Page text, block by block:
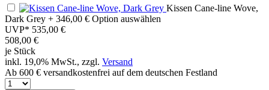
Kissen Cane-line Wove,
Dark Grey + 346,00 € Option auswählen
UVP* 535,00 €
508,00 €
je Stück
inkl. 19,0% MwSt., zzgl. Versand
Ab 600 € versandkostenfrei auf dem deutschen Festland